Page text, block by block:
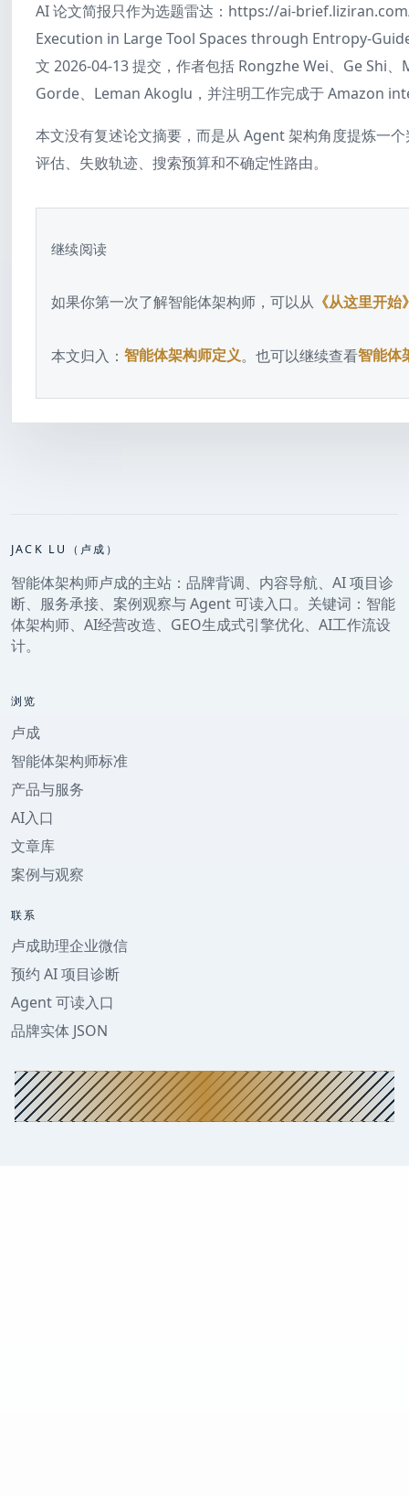
AI 论文简报只作为选题雷达：https://ai-
Execution in Large Tool Spaces through Entropy-
文 2026-04-13 提交，作者包括 Rongzhe Wei、Ge Shi
Gorde、Leman Akoglu，并注明工作完成于 Amazon
本文没有复述论文摘要，而是从 Agent 架构角度提炼一
评估、失败轨迹、搜索预算和不确定性路由。
继续阅读
如果你第一次了解智能体架构师，可以从 《从这里开始
本文归入： 智能体架构师定义。也可以继续查看智能体
JACK LU（卢成）
智能体架构师卢成的主站：品牌背调、内容导航、AI 项目诊
断、服务承接、案例观察与 Agent 可读入口。关键词：智能
体架构师、AI经营改造、GEO生成式引擎优化、AI工作流设
计。
浏览
卢成
智能体架构师标准
产品与服务
AI入口
文章库
案例与观察
联系
卢成助理企业微信
预约 AI 项目诊断
Agent 可读入口
品牌实体 JSON